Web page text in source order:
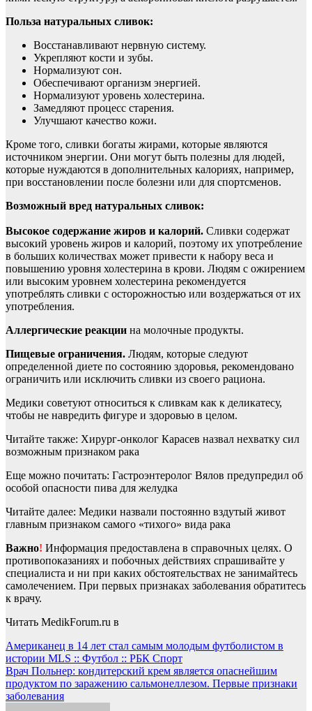
Польза натуральных сливок:
Восстанавливают нервную систему.
Укрепляют кости и зубы.
Нормализуют сон.
Обеспечивают организм энергией.
Нормализуют уровень холестерина.
Замедляют процесс старения.
Улучшают качество кожи.
Кроме того, сливки богаты жирами, которые являются
источником энергии. Они могут быть полезны для людей,
которые нуждаются в дополнительных калориях, например,
при восстановлении после болезни или для спортсменов.
Возможный вред натуральных сливок:
Высокое содержание жиров и калорий. Сливки содержат
высокий уровень жиров и калорий, поэтому их употребление
в больших количествах может привести к набору веса и
повышению уровня холестерина в крови. Людям с ожирением
или высоким уровнем холестерина рекомендуется
употреблять сливки с осторожностью или воздержаться от их
употребления.
Аллергические реакции на молочные продукты.
Пищевые ограничения. Людям, которые следуют
определенной диете по состоянию здоровья, рекомендовано
ограничить или исключить сливки из своего рациона.
Медики советуют относиться к сливкам как к деликатесу,
чтобы не навредить фигуре и здоровью в целом.
Читайте также: Хирург-онколог Карасев назвал нехватку сил
возможным признаком рака
Еще можно почитать: Гастроэнтеролог Вялов предупредил об
особой опасности пива для желудка
Читайте далее: Медики назвали постоянно вздутый живот
главным признаком самого «тихого» вида рака
Важно! Информация предоставлена в справочных целях. О
противопоказаниях и побочных действиях спрашивайте у
специалиста и ни при каких обстоятельствах не занимайтесь
самолечением. При первых признаках заболевания обратитесь
к врачу.
Читать MedikForum.ru в
Навигация
по
записям
Американец в 14 лет стал самым молодым футболистом в
истории MLS :: Футбол :: РБК Спорт
Врач Польнер: кондитерский крем является опаснейшим
продуктом по заражению сальмонеллезом. Первые признаки
заболевания